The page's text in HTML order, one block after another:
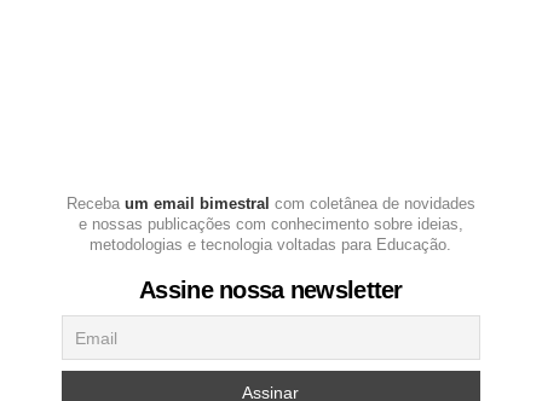
Receba um email bimestral com coletânea de novidades
e nossas publicações com conhecimento sobre ideias,
metodologias e tecnologia voltadas para Educação.
Assine nossa newsletter